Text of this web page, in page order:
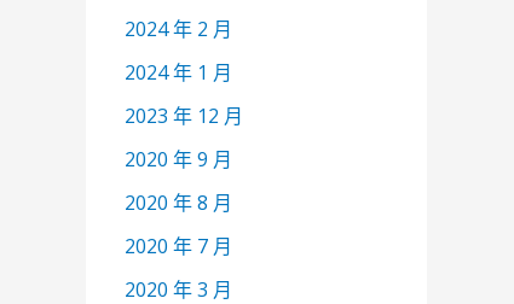
2024 年 2 月
2024 年 1 月
2023 年 12 月
2020 年 9 月
2020 年 8 月
2020 年 7 月
2020 年 3 月